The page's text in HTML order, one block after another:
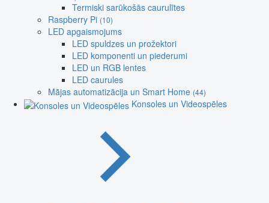
Termiski sarūkošās caurulītes
Raspberry Pi (10)
LED apgaismojums
LED spuldzes un prožektori
LED komponenti un piederumi
LED un RGB lentes
LED caurules
Mājas automatizācija un Smart Home (44)
Konsoles un Videospēles